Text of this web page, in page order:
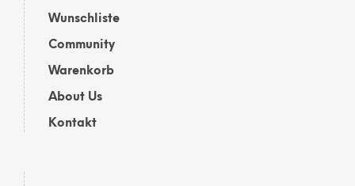
Wunschliste
Community
Warenkorb
About Us
Kontakt